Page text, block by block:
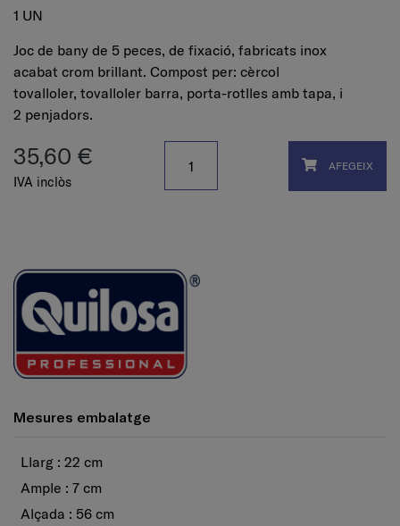
1 UN
Joc de bany de 5 peces, de fixació, fabricats inox
acabat crom brillant. Compost per: cèrcol
tovalloler, tovalloler barra, porta-rotlles amb tapa, i
2 penjadors.
35,60 €
IVA inclòs
AFEGEIX
Mesures embalatge
Llarg : 22 cm
Ample : 7 cm
Alçada : 56 cm